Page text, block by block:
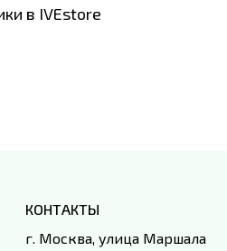
в IVEstore
КОНТАКТЫ
г. Москва, улица Маршала